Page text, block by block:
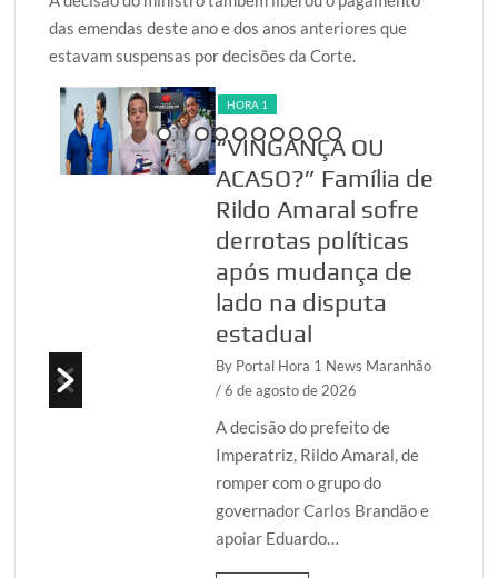
das emendas deste ano e dos anos anteriores que
estavam suspensas por decisões da Corte.
HORA 1
“VINGANÇA OU
ACASO?” Família de
Rildo Amaral sofre
derrotas políticas
após mudança de
lado na disputa
estadual
By Portal Hora 1 News Maranhão
/ 6 de agosto de 2026
A decisão do prefeito de
Imperatriz, Rildo Amaral, de
romper com o grupo do
governador Carlos Brandão e
apoiar Eduardo…